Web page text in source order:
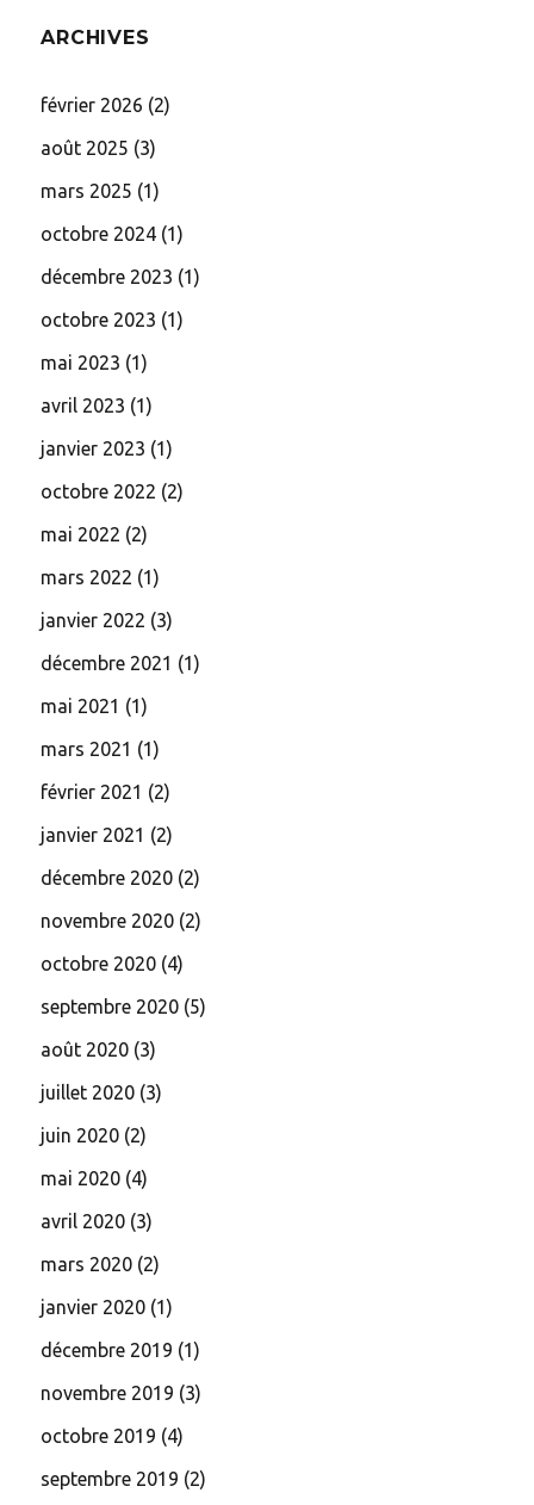
ARCHIVES
février 2026 (2)
août 2025 (3)
mars 2025 (1)
octobre 2024 (1)
décembre 2023 (1)
octobre 2023 (1)
mai 2023 (1)
avril 2023 (1)
janvier 2023 (1)
octobre 2022 (2)
mai 2022 (2)
mars 2022 (1)
janvier 2022 (3)
décembre 2021 (1)
mai 2021 (1)
mars 2021 (1)
février 2021 (2)
janvier 2021 (2)
décembre 2020 (2)
novembre 2020 (2)
octobre 2020 (4)
septembre 2020 (5)
août 2020 (3)
juillet 2020 (3)
juin 2020 (2)
mai 2020 (4)
avril 2020 (3)
mars 2020 (2)
janvier 2020 (1)
décembre 2019 (1)
novembre 2019 (3)
octobre 2019 (4)
septembre 2019 (2)